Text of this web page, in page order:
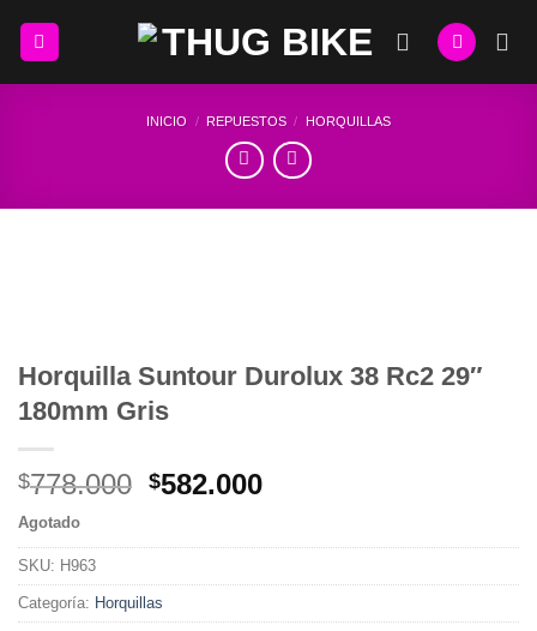
INICIO / REPUESTOS / HORQUILLAS
Horquilla Suntour Durolux 38 Rc2 29″
180mm Gris
$778.000 El
original
$778.000.
$582.000El
actual
Agotado
SKU: H963
Categoría: Horquillas